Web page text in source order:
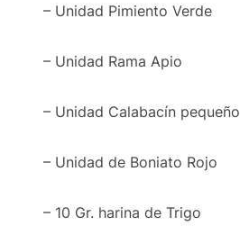
– Unidad Pimiento Verde
– Unidad Rama Apio
– Unidad Calabacín pequeño
– Unidad de Boniato Rojo
– 10 Gr. harina de Trigo